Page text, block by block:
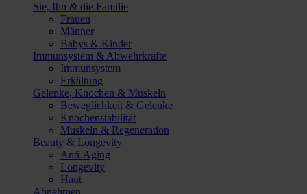
Sie, Ihn & die Familie
Frauen
Männer
Babys & Kinder
Immunsystem & Abwehrkräfte
Immunsystem
Erkältung
Gelenke, Knochen & Muskeln
Beweglichkeit & Gelenke
Knochenstabilität
Muskeln & Regeneration
Beauty & Longevity
Anti-Aging
Longevity
Haut
Abnehmen